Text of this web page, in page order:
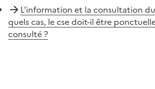
L'information et la consultation du
quels cas, le cse doit-il être
consulté ?